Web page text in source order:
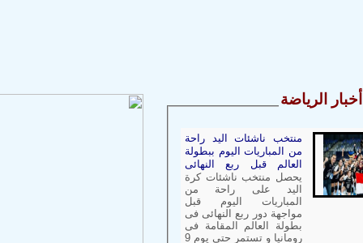
الرياضة
منتخب ناشئات اليد راحة
من المباريات اليوم ببطولة
العالم قبل ربع النهائى
يحصل منتخب ناشئات كرة
اليد على راحة من
المباريات اليوم قبل
مواجهة دور ربع النهائى فى
بطولة العالم المقامة فى
رومانيا و تستمر حتى يوم 9